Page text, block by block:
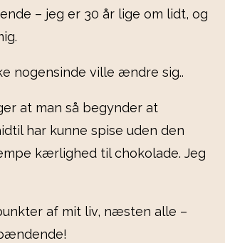
– jeg er 30 år lige om lidt, og
nogensinde ville ændre sig..
at man så begynder at
har kunne spise uden den
kærlighed til chokolade. Jeg
af mit liv, næsten alle –